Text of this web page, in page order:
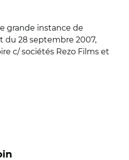
grande instance de
du 28 septembre 2007,
c/ sociétés Rezo Films et